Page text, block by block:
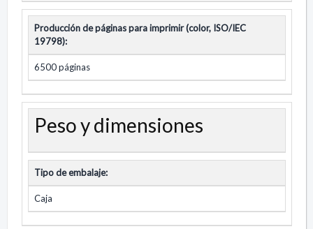
Producción de páginas para imprimir (color, ISO/IEC
19798):
6500 páginas
Peso y dimensiones
Tipo de embalaje:
Caja